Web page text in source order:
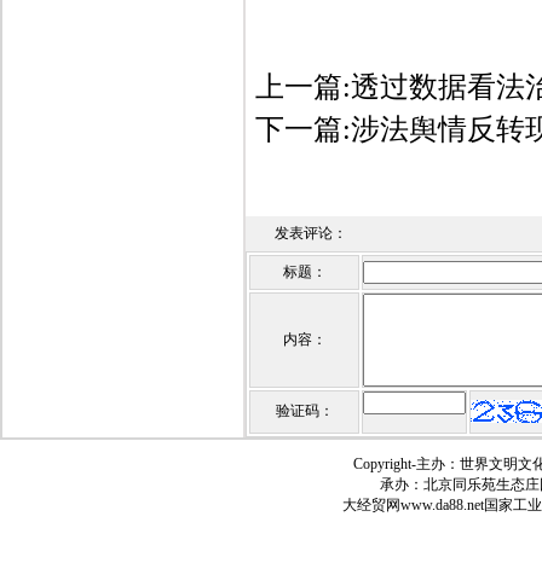
上一篇:透过数据看法
下一篇:涉法舆情反转
发表评论：
标题：
内容：
验证码：
Copyright-主办：世界文明文
承办：北京同乐苑生态
大经贸网www.da88.net国家工